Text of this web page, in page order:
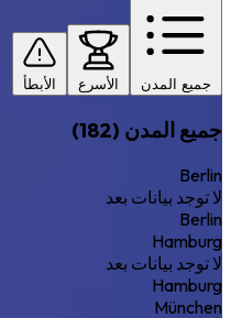
جميع المدن الأسرع الأبطأ
جميع المدن (182)
Berlin
لا توجد بيانات بعد
Berlin
Hamburg
لا توجد بيانات بعد
Hamburg
München